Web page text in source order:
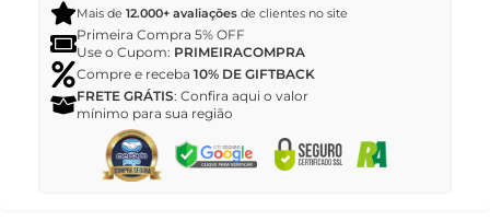
Mais de 12.000+ avaliações de clientes no site
Primeira Compra 5% OFF
Use o Cupom: PRIMEIRACOMPRA
Compre e receba 10% DE GIFTBACK
FRETE GRÁTIS: Confira aqui o valor
mínimo para sua região